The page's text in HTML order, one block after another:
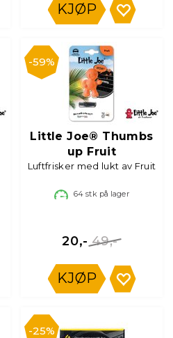
KJØP
59%
Little Joe® Thumbs
up Fruit
Luftfrisker med lukt av Fruit
64 stk på lager
49,-
20,-
KJØP
25%